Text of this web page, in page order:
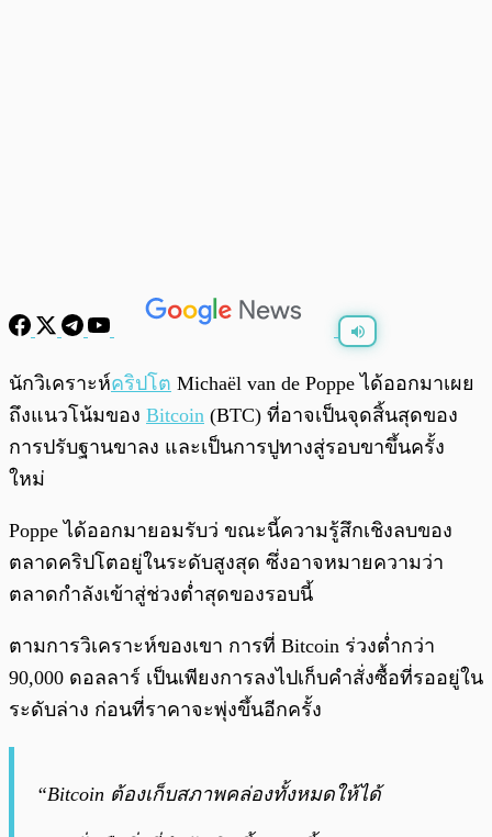
พร้อมเล่น 0:00
นักวิเคราะห์คริปโต Michaël van de Poppe ได้ออกมาเผย
ถึงแนวโน้มของ Bitcoin (BTC) ที่อาจเป็นจุดสิ้นสุดของ
การปรับฐานขาลง และเป็นการปูทางสู่รอบขาขึ้นครั้ง
ใหม่
Poppe ได้ออกมายอมรับว่ ขณะนี้ความรู้สึกเชิงลบของ
ตลาดคริปโตอยู่ในระดับสูงสุด ซึ่งอาจหมายความว่า
ตลาดกำลังเข้าสู่ช่วงต่ำสุดของรอบนี้
ตามการวิเคราะห์ของเขา การที่ Bitcoin ร่วงต่ำกว่า
90,000 ดอลลาร์ เป็นเพียงการลงไปเก็บคำสั่งซื้อที่รออยู่ใน
ระดับล่าง ก่อนที่ราคาจะพุ่งขึ้นอีกครั้ง
“Bitcoin ต้องเก็บสภาพคล่องทั้งหมดให้ได้